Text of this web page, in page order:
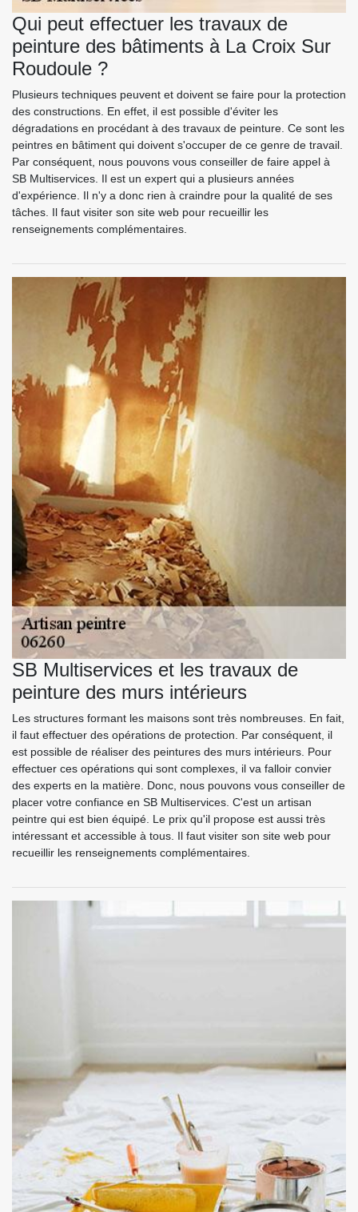
Qui peut effectuer les travaux de
peinture des bâtiments à La Croix Sur
Roudoule ?
Plusieurs techniques peuvent et doivent se faire pour la protection
des constructions. En effet, il est possible d'éviter les
dégradations en procédant à des travaux de peinture. Ce sont les
peintres en bâtiment qui doivent s'occuper de ce genre de travail.
Par conséquent, nous pouvons vous conseiller de faire appel à
SB Multiservices. Il est un expert qui a plusieurs années
d'expérience. Il n'y a donc rien à craindre pour la qualité de ses
tâches. Il faut visiter son site web pour recueillir les
renseignements complémentaires.
SB Multiservices et les travaux de
peinture des murs intérieurs
Les structures formant les maisons sont très nombreuses. En fait,
il faut effectuer des opérations de protection. Par conséquent, il
est possible de réaliser des peintures des murs intérieurs. Pour
effectuer ces opérations qui sont complexes, il va falloir convier
des experts en la matière. Donc, nous pouvons vous conseiller de
placer votre confiance en SB Multiservices. C'est un artisan
peintre qui est bien équipé. Le prix qu'il propose est aussi très
intéressant et accessible à tous. Il faut visiter son site web pour
recueillir les renseignements complémentaires.